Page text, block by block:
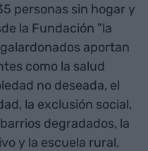
personas sin hogar y
la Fundación "la
aportan
como la salud
no deseada, el
la exclusión social,
degradados, la
y la escuela rural.